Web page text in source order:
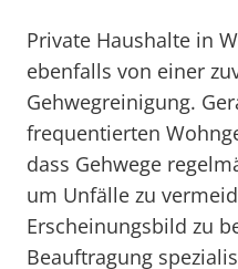
Private Haushalte in
ebenfalls von einer
Gehwegreinigung.
frequentierten
dass Gehwege
um Unfälle zu
Erscheinungsbild zu
Beauftragung